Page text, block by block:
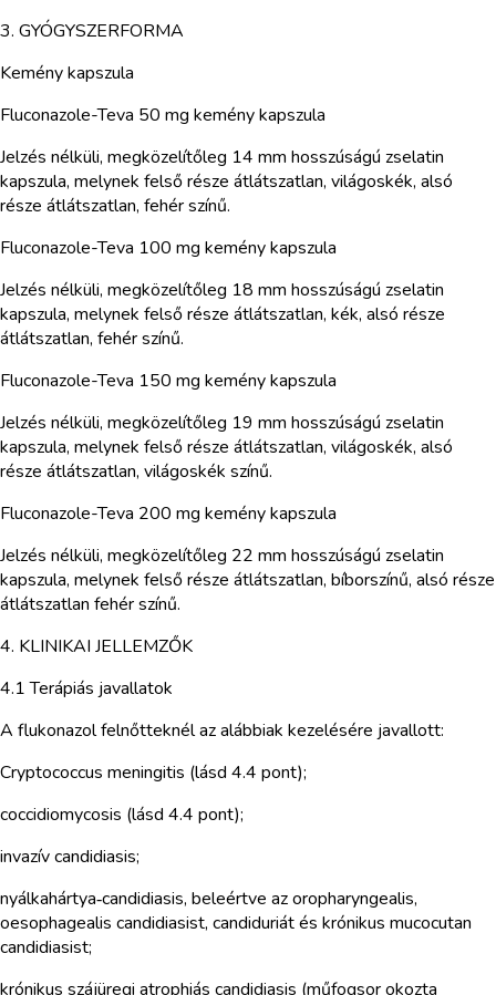
3. GYÓGYSZERFORMA
Kemény kapszula
Fluconazole-Teva 50 mg kemény kapszula
Jelzés nélküli, megközelítőleg 14 mm hosszúságú zselatin
kapszula, melynek felső része átlátszatlan, világoskék, alsó
része átlátszatlan, fehér színű.
Fluconazole-Teva 100 mg kemény kapszula
Jelzés nélküli, megközelítőleg 18 mm hosszúságú zselatin
kapszula, melynek felső része átlátszatlan, kék, alsó része
átlátszatlan, fehér színű.
Fluconazole-Teva 150 mg kemény kapszula
Jelzés nélküli, megközelítőleg 19 mm hosszúságú zselatin
kapszula, melynek felső része átlátszatlan, világoskék, alsó
része átlátszatlan, világoskék színű.
Fluconazole-Teva 200 mg kemény kapszula
Jelzés nélküli, megközelítőleg 22 mm hosszúságú zselatin
kapszula, melynek felső része átlátszatlan, bíborszínű, alsó része
átlátszatlan fehér színű.
4. KLINIKAI JELLEMZŐK
4.1 Terápiás javallatok
A flukonazol felnőtteknél az alábbiak kezelésére javallott:
Cryptococcus meningitis (lásd 4.4 pont);
coccidiomycosis (lásd 4.4 pont);
invazív candidiasis;
nyálkahártya‑candidiasis, beleértve az oropharyngealis,
oesophagealis candidiasist, candiduriát és krónikus mucocutan
candidiasist;
krónikus szájüregi atrophiás candidiasis (műfogsor okozta